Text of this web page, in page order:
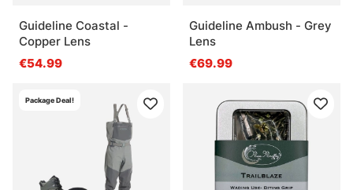
Guideline Coastal -
Copper Lens
€54.99
Guideline Ambush - Grey
Lens
€69.99
Package Deal!